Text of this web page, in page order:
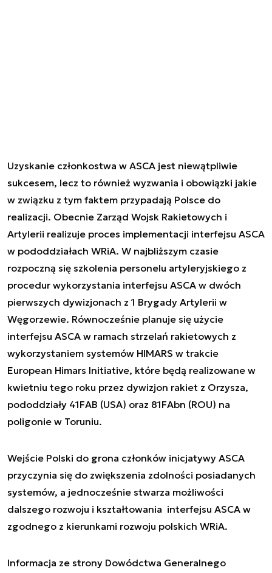
Uzyskanie członkostwa w ASCA jest niewątpliwie
sukcesem, lecz to również wyzwania i obowiązki jakie
w związku z tym faktem przypadają Polsce do
realizacji. Obecnie Zarząd Wojsk Rakietowych i
Artylerii realizuje proces implementacji interfejsu ASCA
w pododdziałach WRiA. W najbliższym czasie
rozpoczną się szkolenia personelu artyleryjskiego z
procedur wykorzystania interfejsu ASCA w dwóch
pierwszych dywizjonach z 1 Brygady Artylerii w
Węgorzewie. Równocześnie planuje się użycie
interfejsu ASCA w ramach strzelań rakietowych z
wykorzystaniem systemów HIMARS w trakcie
European Himars Initiative, które będą realizowane w
kwietniu tego roku przez dywizjon rakiet z Orzysza,
pododdziały 41FAB (USA) oraz 81FAbn (ROU) na
poligonie w Toruniu.
Wejście Polski do grona członków inicjatywy ASCA
przyczynia się do zwiększenia zdolności posiadanych
systemów, a jednocześnie stwarza możliwości
dalszego rozwoju i kształtowania interfejsu ASCA w
zgodnego z kierunkami rozwoju polskich WRiA.
Informacja ze strony Dowódctwa Generalnego